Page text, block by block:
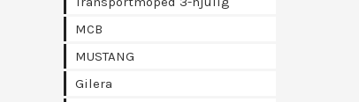
MCB
MUSTANG
Gilera